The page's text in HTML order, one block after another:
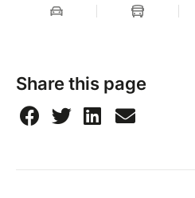
Share this page